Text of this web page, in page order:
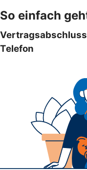
So einfach
Telefon